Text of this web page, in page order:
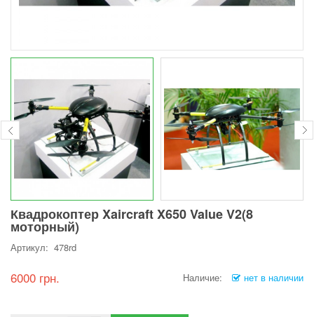
Квадрокоптер Xaircraft X650 Value V2(8
моторный)
Артикул: 478rd
6000 грн. Наличие: нет в наличии